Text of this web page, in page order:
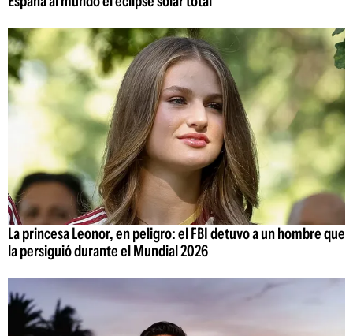
La princesa Leonor, en peligro: el FBI detuvo a un hombre que
la persiguió durante el Mundial 2026